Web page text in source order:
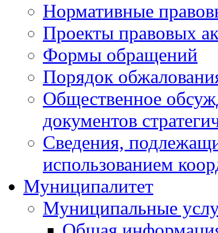
Нормативные
Проекты правовых
Формы обращений
Порядок
Общественное
документов
Сведения,
использованием
Муниципалитет
Муниципальные